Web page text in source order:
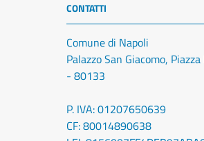
CONTATTI
Comune di Napoli
Palazzo San Giacomo,
- 80133
P. IVA: 01207650639
CF: 80014890638